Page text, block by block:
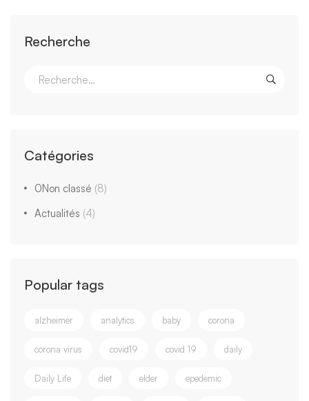
Recherche
Catégories
0Non classé (8)
Actualités (4)
Popular tags
alzheimer analytics baby corona
corona virus covid19 covid 19 daily
Daily Life diet elder epedemic